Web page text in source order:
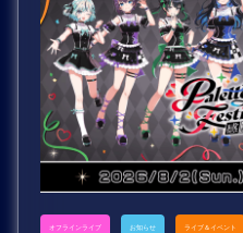
オフラインライブ お知らせ ライブ＆イベント